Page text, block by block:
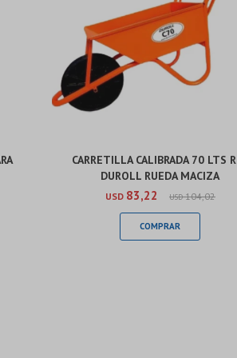
CARRETILLA CALIBRADA 70 LTS
DUROLL RUEDA MACIZA
USD 83,22 USD 104,02